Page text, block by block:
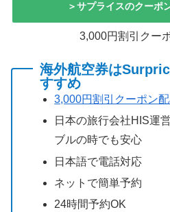
＞サプライスのクーポ
3,000円割引クー
海外航空券は
すすめ
3,000円割引クーポン
日本の旅行会社HIS運
ブルの時でも安心
日本語で電話対応
ネットで簡単予約
24時間予約OK